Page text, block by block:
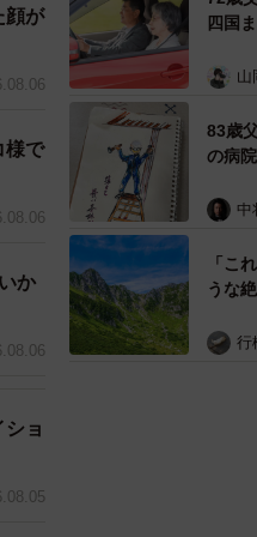
。
顔が
様で
か
ョ
四国
憩ま山
83歳
の病
い！
すよ
中
「こ
うな
った行